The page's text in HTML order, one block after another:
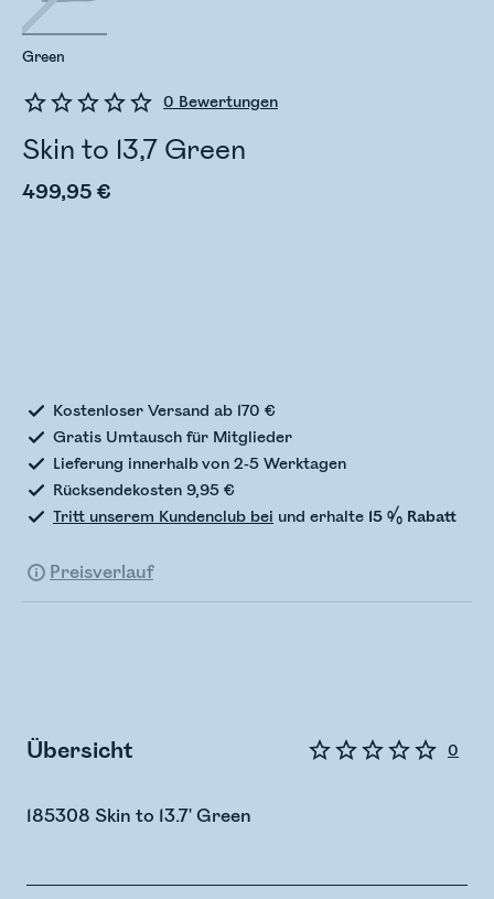
0 Bewertungen
Skin to 13,7 Green
499,95 €
Green
Kostenloser Versand ab 170 €
Gratis Umtausch für Mitglieder
Lieferung innerhalb von 2-5 Werktagen
Rücksendekosten 9,95 €
Tritt unserem Kundenclub bei und erhalte 15 % Rabatt
Preisverlauf
Übersicht 0
185308 Skin to 13.7' Green